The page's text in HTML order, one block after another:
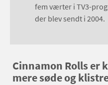
fem værter i TV3-
der blev sendt i 2004.
Cinnamon Rolls er
mere søde og